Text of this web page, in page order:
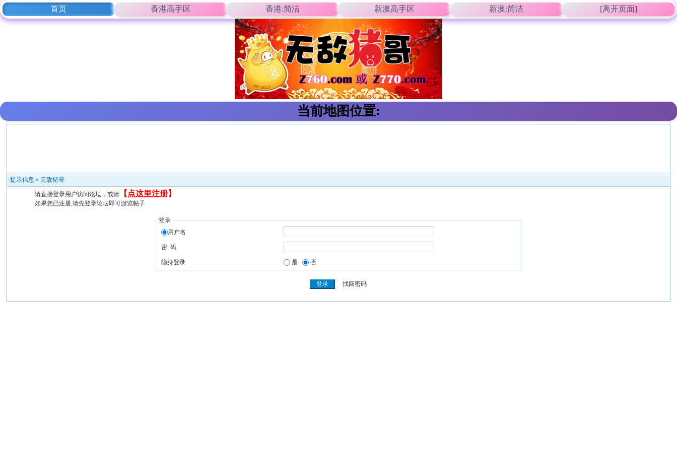
首页 香港高手区 香港:简洁 新澳高手区 新澳:简洁 [离开页面]
当前地图位置:
提示信息 »无敌猪哥
请直接登录用户访问论坛，或请 【 点这里注册】
如果您已注册,请先登录论坛即可游览帖子
登录
用户名
密 码
隐身登录 是 否
找回密码